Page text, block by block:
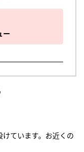
ー
ています。お近くの